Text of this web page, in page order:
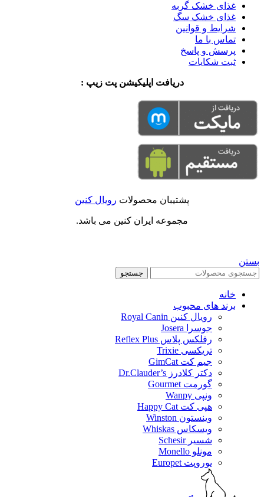
غذای خشک گربه
غذای خشک سگ
شرایط و قوانین
تماس با ما
پرسش و پاسخ
ثبت شکایات
دریافت اپلیکیشن پت زیپ :
پشتیبان محصولات رویال کنین
مجموعه ایران کنین می باشد.
بستن
جستجو
خانه
برند های محبوب
رویال کنین Royal Canin
جوسرا Josera
رفلکس پلاس Reflex Plus
تریکسی Trixie
جیم کت GimCat
دکتر کلادرز Dr.Clauder’s
گورمت Gourmet
ونپی Wanpy
هپی کت Happy Cat
وینستون Winston
ویسکاس Whiskas
شسیر Schesir
مونلو Monello
یوروپت Europet